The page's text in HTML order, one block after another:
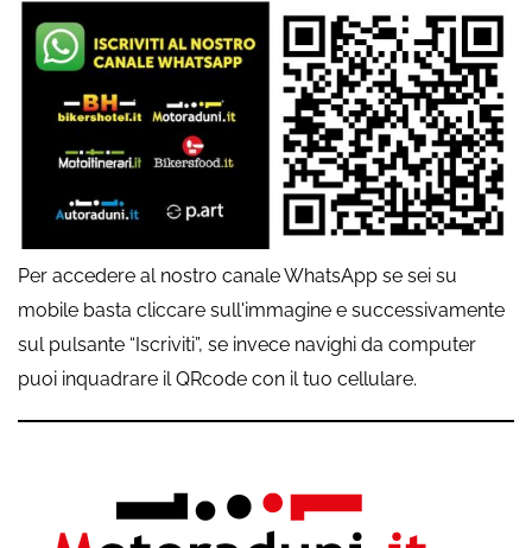
Per accedere al nostro canale WhatsApp se sei su
mobile basta cliccare sull'immagine e successivamente
sul pulsante “Iscriviti”, se invece navighi da computer
puoi inquadrare il QRcode con il tuo cellulare.